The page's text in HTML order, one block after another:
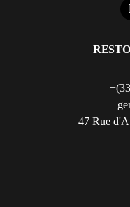
47 Rue